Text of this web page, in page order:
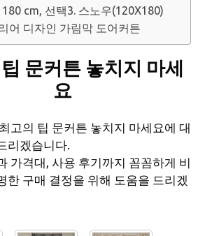
cm, 선택3. 스노우(120X180)
어 디자인 가림막 도어커튼
문커튼 놓치지 마세
요
고의 팁 문커튼 놓치지 마세요에 대
리겠습니다.
가격대, 사용 후기까지 꼼꼼하게 비
한 구매 결정을 위해 도움을 드리겠